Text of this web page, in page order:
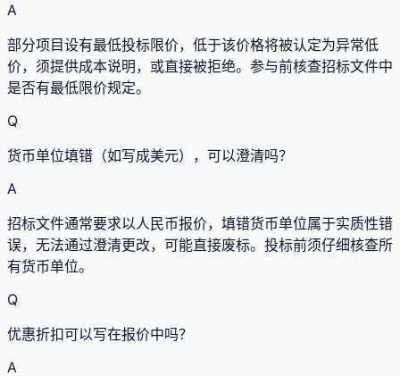
A
部分项目设有最低投标限价，低于该价格将被认定为异常低
价，须提供成本说明，或直接被拒绝。参与前核查招标文件中
是否有最低限价规定。
Q
货币单位填错（如写成美元），可以澄清吗？
A
招标文件通常要求以人民币报价，填错货币单位属于实质性错
误，无法通过澄清更改，可能直接废标。投标前须仔细核查所
有货币单位。
Q
优惠折扣可以写在报价中吗？
A